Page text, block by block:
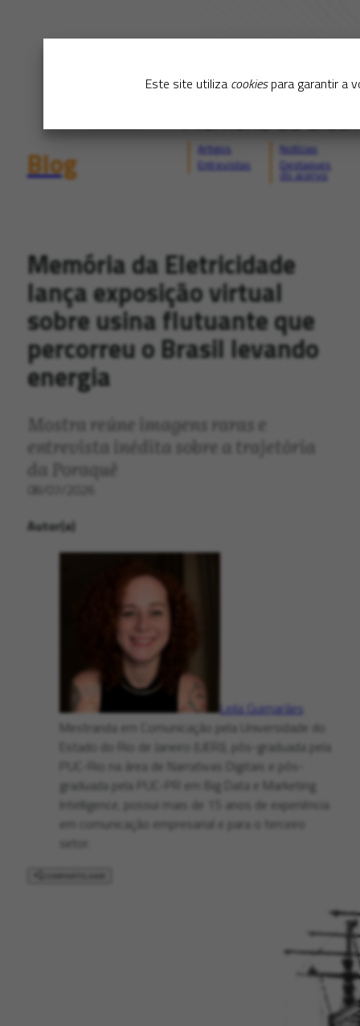
Este site utiliza cookiespara garantir a
Blog
Artigos
Entrevistas
Notícias
Destaques
Memória da Eletricidade
lança exposição virtual
sobre usina flutuante que
percorreu o Brasil levando
energia
Mostra reúne imagens raras e
entrevista inédita sobre a trajetória
da Poraquê
08/07/2026
Autor(a)
Leila Guimarães
Mestranda em Comunicação pela Universidade do
Estado do Rio de Janeiro (UERJ), pós-graduada pela
PUC-Rio na área de Narrativas Digitais e pós-
graduada pela PUC-PR em Big Data e Marketing
Intelligence, possui mais de 15 anos de experiência
em comunicação empresarial e para o terceiro
setor.